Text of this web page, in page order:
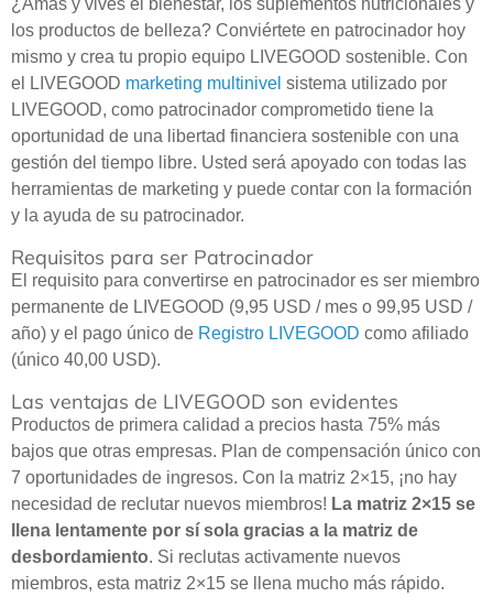
los productos de belleza? Conviértete en patrocinador hoy
mismo y crea tu propio equipo LIVEGOOD sostenible. Con
el LIVEGOOD marketing multinivel sistema utilizado por
LIVEGOOD, como patrocinador comprometido tiene la
oportunidad de una libertad financiera sostenible con una
gestión del tiempo libre. Usted será apoyado con todas las
herramientas de marketing y puede contar con la formación
y la ayuda de su patrocinador.
Requisitos para ser Patrocinador
El requisito para convertirse en patrocinador es ser miembro
permanente de LIVEGOOD (9,95 USD / mes o 99,95 USD /
año) y el pago único de Registro LIVEGOOD como afiliado
(único 40,00 USD).
Las ventajas de LIVEGOOD son evidentes
Productos de primera calidad a precios hasta 75% más
bajos que otras empresas. Plan de compensación único con
7 oportunidades de ingresos. Con la matriz 2×15, ¡no hay
necesidad de reclutar nuevos miembros! La matriz 2×15 se
llena lentamente por sí sola gracias a la matriz de
desbordamiento. Si reclutas activamente nuevos
miembros, esta matriz 2×15 se llena mucho más rápido.